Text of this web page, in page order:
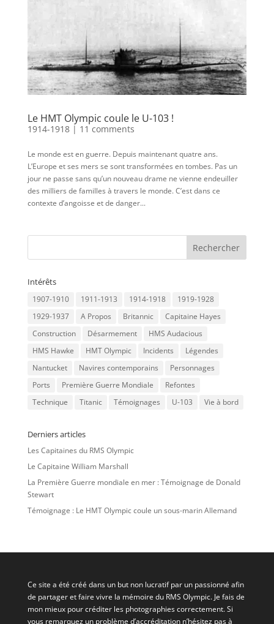
Le HMT Olympic coule le U-103 !
1914-1918| 11 comments
Le monde est en guerre. Depuis maintenant quatre ans.
L’Europe et ses mers se sont transformées en tombes. Pas un
jour ne passe sans qu’un nouveau drame ne vienne endeuiller
des milliers de familles à travers le monde. C’est dans ce
contexte d’angoisse et de danger...
Intérêts
1907-1910 1911-1913 1914-1918
1919-1928
1929-1937
A Propos Britannic
Capitaine Hayes
Construction
Désarmement
HMS Audacious
HMS Hawke
HMT Olympic Incidents
Légendes
Nantucket
Navires contemporains
Personnages
Ports
Première Guerre Mondiale
Refontes
Technique
Titanic Témoignages U-103 Vie à bord
Derniers articles
Les Capitaines du RMS Olympic
Le Capitaine William Marshall
La Première Guerre mondiale en mer : Témoignage de Donald
Stewart
Témoignage : Le HMT Olympic coule un sous-marin Allemand
Ce site a été créé dans un but non lucratif par un passionné afin
de partager et faire vivre la mémoire du RMS Olympic. Je fais de
mon mieux pour créditer les photographies correctement. Si
vous remarquez un problème d’accréditation n’hésitez pas à